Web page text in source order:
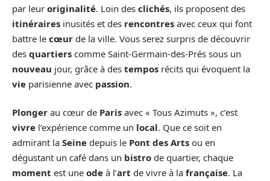
par leur originalité. Loin des clichés, ils proposent des
itinéraires inusités et des rencontres avec ceux qui font
battre le cœur de la ville. Vous serez surpris de découvrir
des quartiers comme Saint-Germain-des-Prés sous un
nouveau jour, grâce à des tempos récits qui évoquent la
vie parisienne avec passion.
Plonger au cœur de Paris avec « Tous Azimuts », c’est
vivre l’expérience comme un local. Que ce soit en
admirant la Seine depuis le Pont des Arts ou en
dégustant un café dans un bistro de quartier, chaque
moment est une ode à l’art de vivre à la française. La